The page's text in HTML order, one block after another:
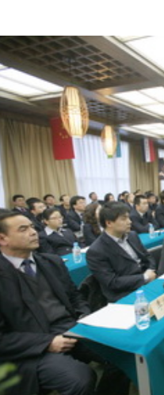
城县晃晃村巡游 阿勒泰北
马基地 F座大厅 国家记忆A馆
暖冬